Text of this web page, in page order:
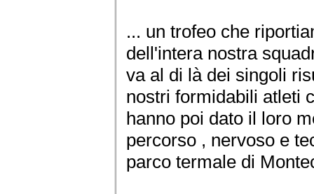
... un trofeo che
dell'intera nostra
va al di là dei singoli
nostri formidabili atleti
hanno poi dato il loro
percorso , nervoso e
parco termale di